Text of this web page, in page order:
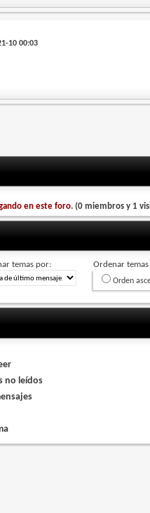
10 00:03
en este foro. (0 miembros y 1
temas por: Ordenar
Orden
no leídos